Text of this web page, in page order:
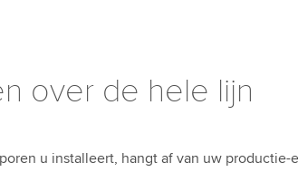
over de hele lijn
u installeert, hangt af van uw productie-